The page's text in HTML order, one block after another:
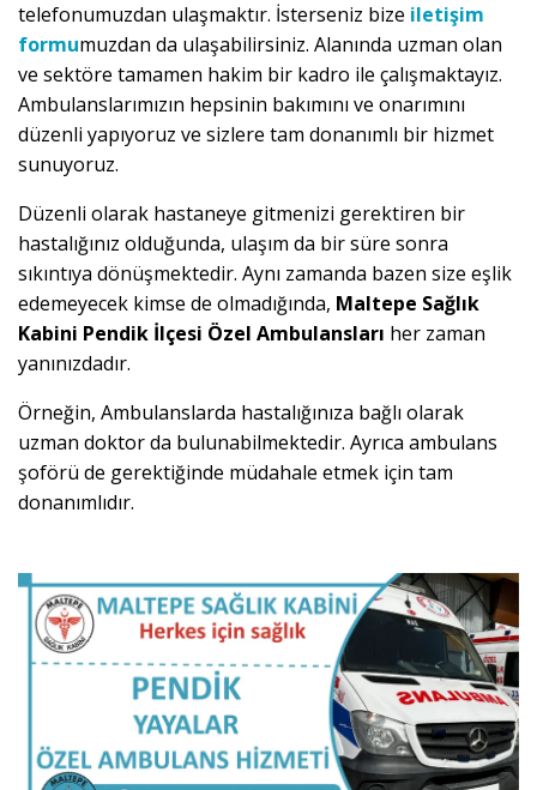
telefonumuzdan ulaşmaktır. İsterseniz bize iletişim
formumuzdan da ulaşabilirsiniz. Alanında uzman olan
ve sektöre tamamen hakim bir kadro ile çalışmaktayız.
Ambulanslarımızın hepsinin bakımını ve onarımını
düzenli yapıyoruz ve sizlere tam donanımlı bir hizmet
sunuyoruz.
Düzenli olarak hastaneye gitmenizi gerektiren bir
hastalığınız olduğunda, ulaşım da bir süre sonra
sıkıntıya dönüşmektedir. Aynı zamanda bazen size eşlik
edemeyecek kimse de olmadığında, Maltepe Sağlık
Kabini Pendik İlçesi Özel Ambulansları her zaman
yanınızdadır.
Örneğin, Ambulanslarda hastalığınıza bağlı olarak
uzman doktor da bulunabilmektedir. Ayrıca ambulans
şoförü de gerektiğinde müdahale etmek için tam
donanımlıdır.